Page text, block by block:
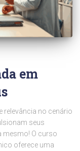
em
relevância no cenário
seus
mesmo! O curso
oferece uma